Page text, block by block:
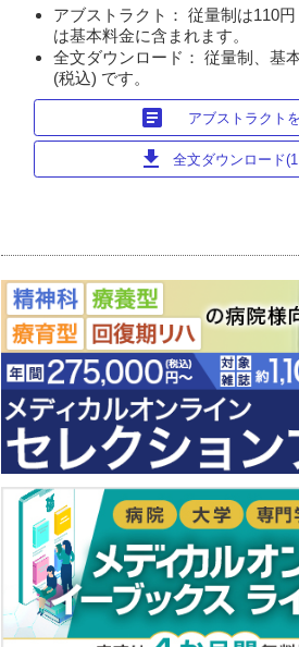
アブストラクト： 従量制は110
は基本料金に含まれます。
全文ダウンロード： 従量制、基
(税込) です。
article アブストラクト
download 全文ダウンロード